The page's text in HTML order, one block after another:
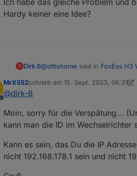
Hast Du eine Idee was
Hardy keiner eine Idee?
D Dirk 6@ottishome said in FoxEss H3
Ich habe seit Montag
Leider bekomme ich trotz
Den Elfin ins Netzwerk zu
Ich vermute auch der
Der Elfin wurde auf PIN 1
Ich habe das gleiche Problem
Hardy keiner eine Idee?
Offline
MrX552schrieb am 15. Sept. 2023, 06:31
zuletzt editiert von MrX552
@dirk-6
Moin, sorry für die Verspätung...
kann man die ID im Wechselrichter
Kann es sein, das Du die IP
nicht 192.168.178.1 sein und nicht